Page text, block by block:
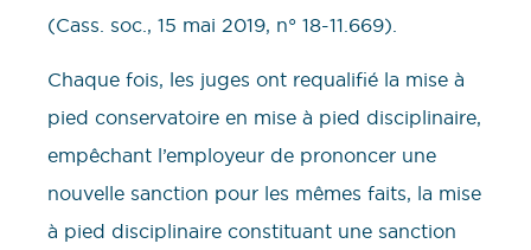
(Cass. soc., 15 mai 2019, n° 18-11.669).
Chaque fois, les juges ont requalifié la mise à
pied conservatoire en mise à pied disciplinaire,
empêchant l’employeur de prononcer une
nouvelle sanction pour les mêmes faits, la mise
à pied disciplinaire constituant une sanction